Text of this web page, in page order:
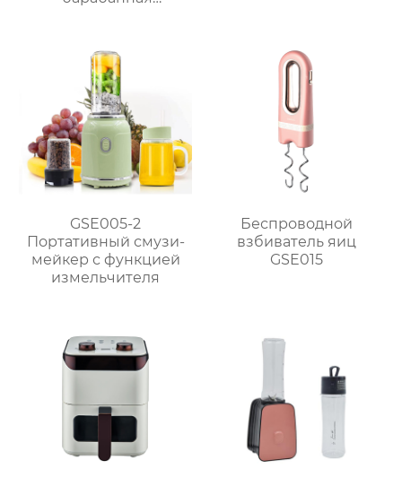
GSE005-2
Портативный смузи-
мейкер с функцией
измельчителя
Беспроводной
взбиватель яиц
GSE015